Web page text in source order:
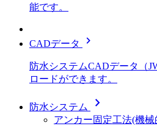
能です。
CADデータ chevron_right
防水システムCADデータ（
ロードができます。
防水システム chevron_right
アンカー固定工法(機